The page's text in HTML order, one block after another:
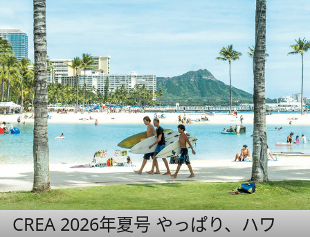
CREA 2026年夏号 やっぱり、ハワ